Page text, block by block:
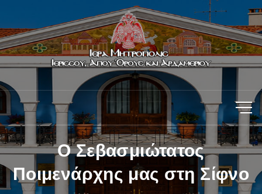
Ο Σεβασμιώτατος
Ποιμενάρχης μας στη Σίφνο